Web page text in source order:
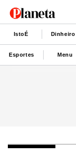
IstoÉ Dinheiro
Esportes Menu